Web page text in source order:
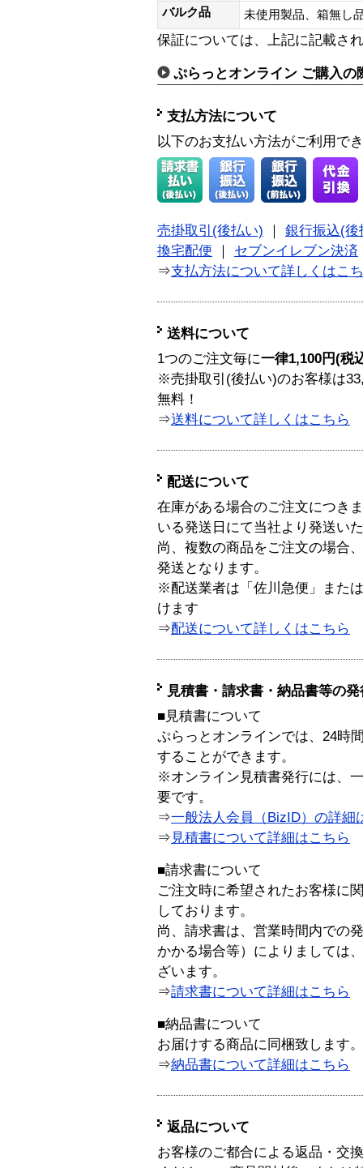
バルク品
未使用製品、箱無
保証については、上記に記載さ
ぷらっとオンライン ご購入の
支払方法について
以下のお支払い方法がご利用で
売掛取引(後払い)
銀行振込(後
換宅配便
セブンイレブン決済
⇒支払方法について詳しくはこ
送料について
1つのご注文毎に一律1,100円(税
※売掛取引(後払い)のお客様は
無料！
⇒送料について詳しくはこちら
配送について
在庫がある場合のご注文につき
いる発送日にて当社より発送い
尚、複数の商品をご注文の場合
発送となります。
※配送業者は「佐川急便」また
けます
⇒配送について詳しくはこちら
見積書・請求書・納品書等の
■見積書について
ぷらっとオンラインでは、24時
することができます。
※オンライン見積書発行には、
要です。
⇒一般法人会員（BizID）の詳細
⇒ 見積書について詳細はこちら
■請求書について
ご注文時に希望されたお客様に
しております。
尚、請求書は、営業時間内での
かかる場合等）によりましては
ざいます。
⇒請求書について詳細はこちら
■納品書について
お届けする商品に同梱致します。
⇒納品書について詳細はこちら
返品について
お客様のご都合による返品・交